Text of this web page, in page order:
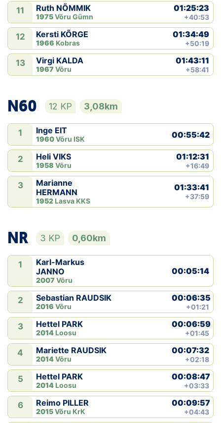
11 Ruth NÕMMIK
1975Võru Gümn
01:25:23
+40:53
12 Kersti KÕRGE
1966 Kobras
01:34:49
+50:19
13 Virgi KALDA
1967 Võru
01:43:11
+58:41
N60 12 KP 3,08km
1 Inge EIT
1960Võru ISK 00:55:42
2 Heli VIKS
1958 Võru
01:12:31
+16:49
3
Marianne
HERMANN
1952 Lasva KKS
01:33:41
+37:59
NR 3 KP 0,60km
1
Karl-Markus
JANNO
2007 Võru
00:05:14
2 Sebastian RAUDSIK
2016 Võru
00:06:35
+01:21
3 Hettel PARK
2014 Loosu
00:06:59
+01:45
4 Mariette RAUDSIK
2014Võru
00:07:32
+02:18
5 Hettel PARK
2014 Loosu
00:08:47
+03:33
6 Reimo PILLER
2015Võru KrK
00:09:57
+04:43